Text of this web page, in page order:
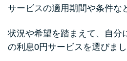
サービスの適用期間や条件な
状況や希望を踏まえて、自分
の利息0円サービスを選びまし